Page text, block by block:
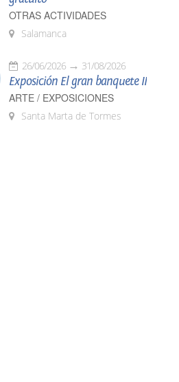
OTRAS ACTIVIDADES
Salamanca
26/06/2026 31/08/2026
Exposición El gran banquete II
ARTE / EXPOSICIONES
Santa Marta de Tormes